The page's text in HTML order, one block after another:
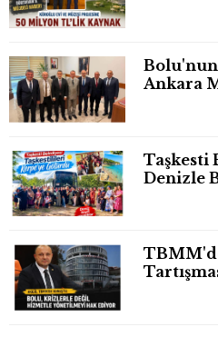
Bolu'nun
Ankara
Taşkesti
Denizle